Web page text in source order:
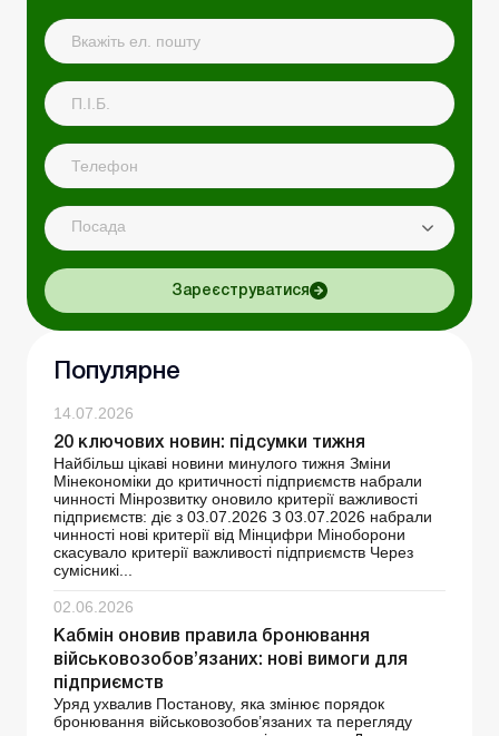
Посада
Зареєструватися
Популярне
14.07.2026
20 ключових новин: підсумки тижня
Найбільш цікаві новини минулого тижня Зміни
Мінекономіки до критичності підприємств набрали
чинності Мінрозвитку оновило критерії важливості
підприємств: діє з 03.07.2026 З 03.07.2026 набрали
чинності нові критерії від Мінцифри Міноборони
скасувало критерії важливості підприємств Через
сумісникі...
02.06.2026
Кабмін оновив правила бронювання
військовозобов’язаних: нові вимоги для
підприємств
Уряд ухвалив Постанову, яка змінює порядок
бронювання військовозобов’язаних та перегляду